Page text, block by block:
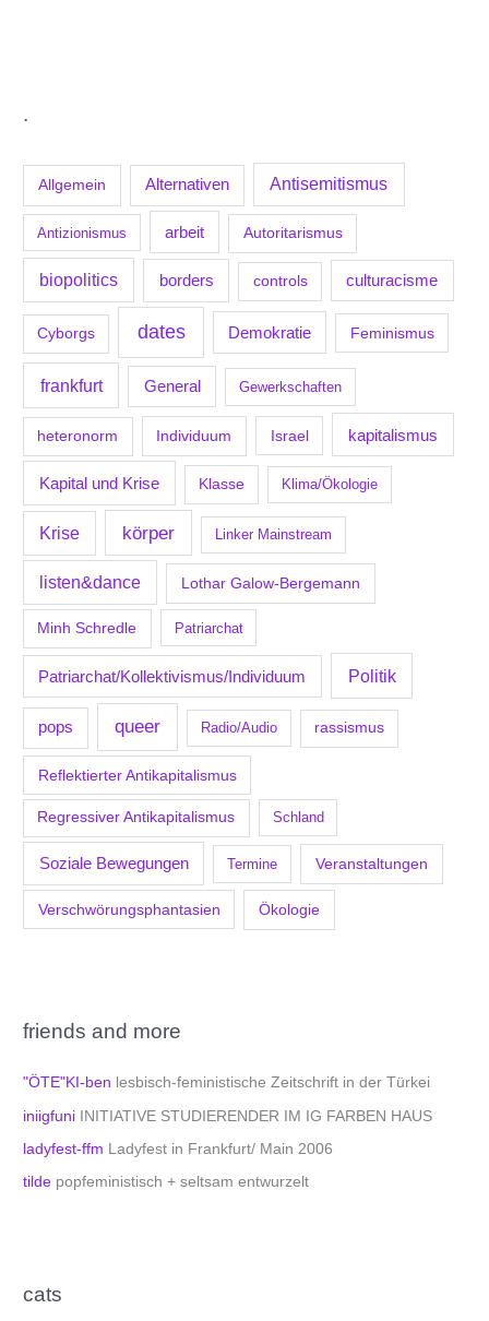
.
Allgemein Alternativen Antisemitismus
Antizionismus arbeit Autoritarismus
biopolitics borders controls culturacisme
Cyborgs dates Demokratie Feminismus
frankfurt General Gewerkschaften
heteronorm Individuum Israel kapitalismus
Kapital und Krise Klasse Klima/Ökologie
Krise körper Linker Mainstream
listen&dance Lothar Galow-Bergemann
Minh Schredle Patriarchat
Patriarchat/Kollektivismus/Individuum Politik
pops queer Radio/Audio rassismus
Reflektierter Antikapitalismus
Regressiver Antikapitalismus Schland
Soziale Bewegungen Termine Veranstaltungen
Verschwörungsphantasien Ökologie
friends and more
"ÖTE"KI-ben lesbisch-feministische Zeitschrift in der Türkei
iniigfuni INITIATIVE STUDIERENDER IM IG FARBEN HAUS
ladyfest-ffm Ladyfest in Frankfurt/ Main 2006
tilde popfeministisch + seltsam entwurzelt
cats